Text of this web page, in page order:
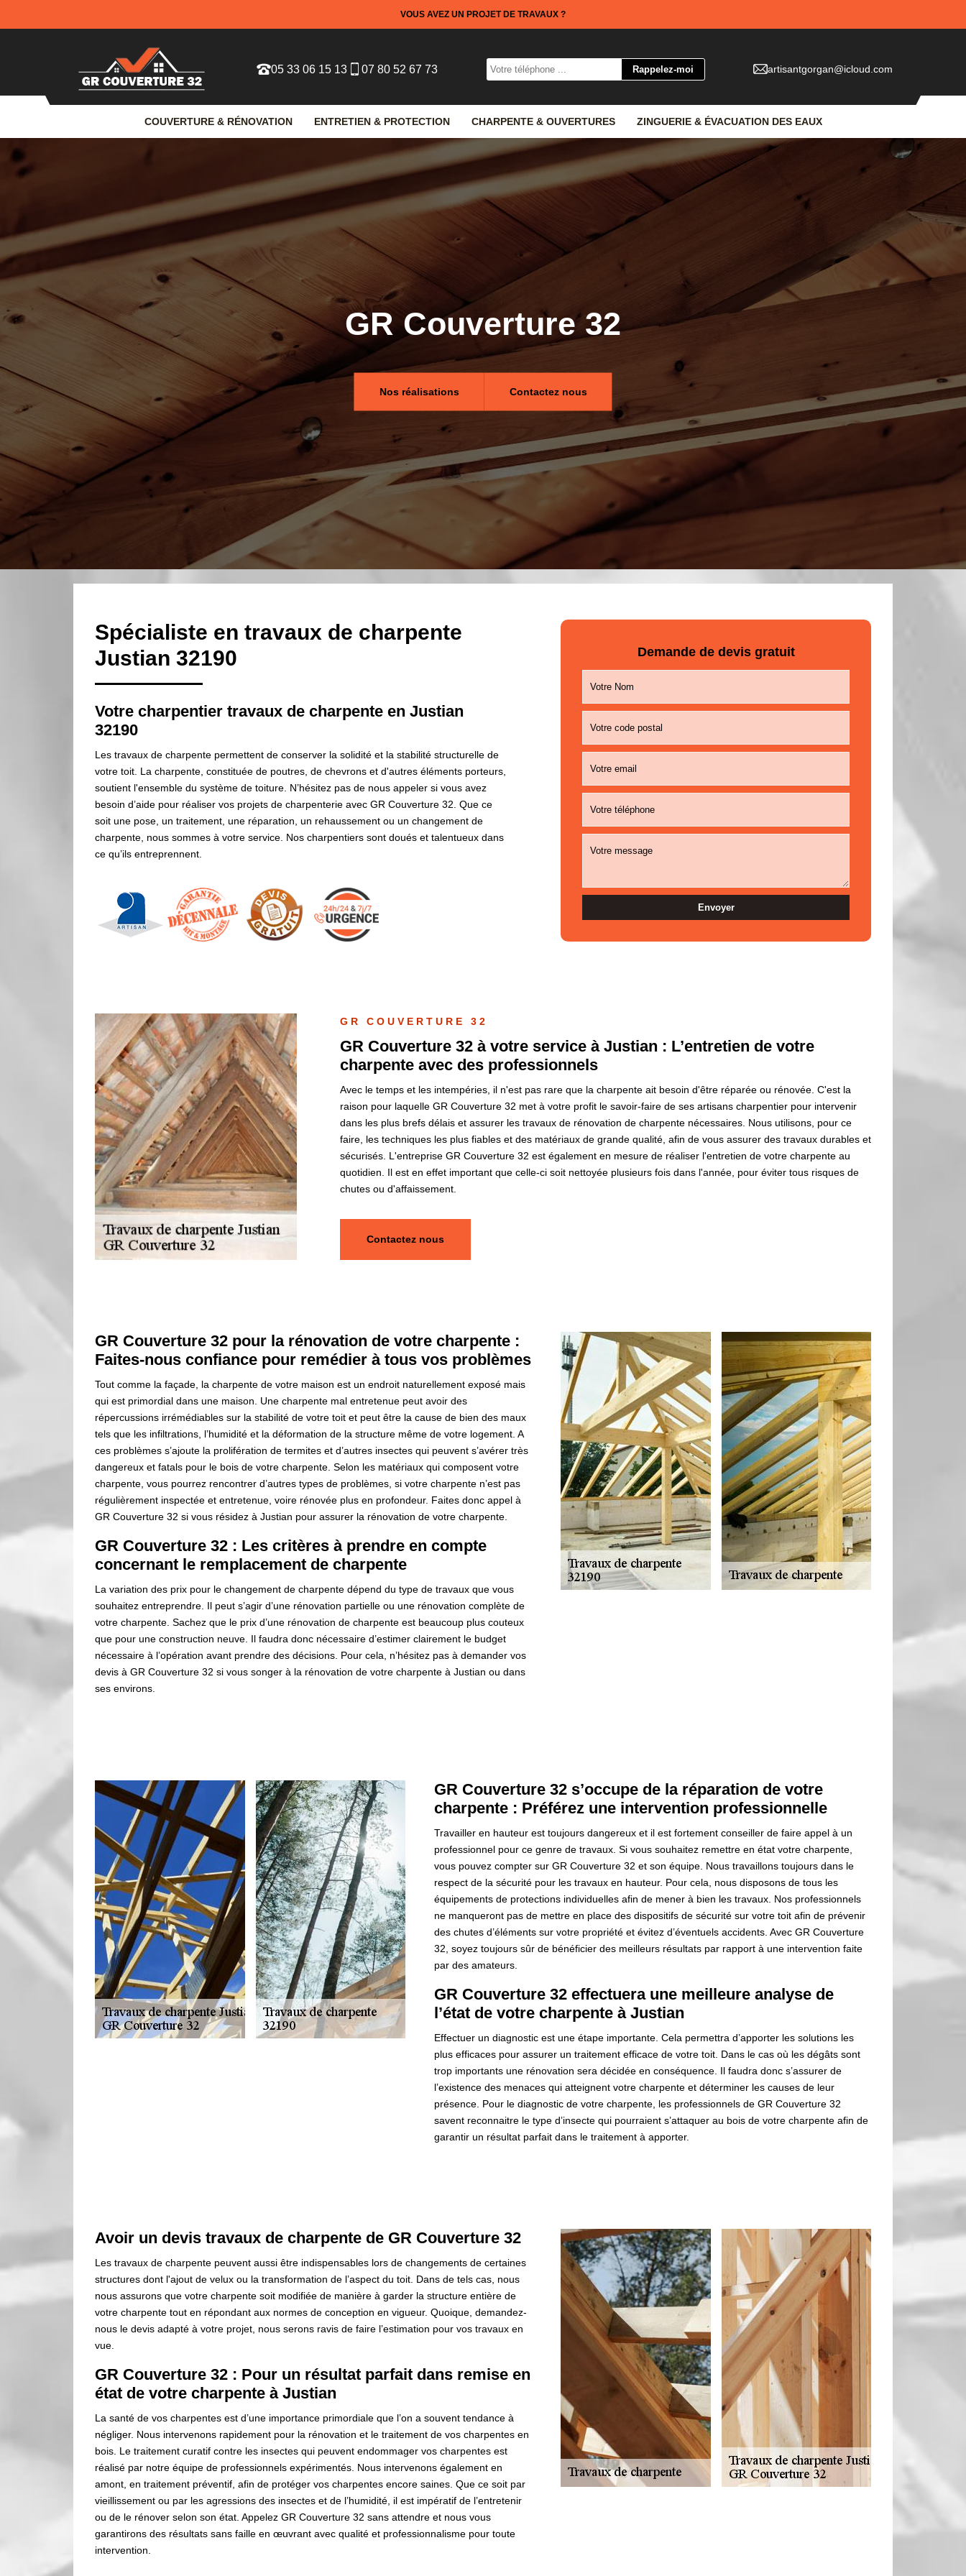
VOUS AVEZ UN PROJET DE TRAVAUX ?
05 33 06 15 13 07 80 52 67 73 artisantgorgan@icloud.com
COUVERTURE & RÉNOVATION ENTRETIEN & PROTECTION CHARPENTE & OUVERTURES ZINGUERIE & ÉVACUATION DES EAUX
GR Couverture 32
Nos réalisations Contactez nous
Spécialiste en travaux de charpente
Justian 32190
Votre charpentier travaux de charpente en Justian
32190
Les travaux de charpente permettent de conserver la solidité et la stabilité structurelle de
votre toit. La charpente, constituée de poutres, de chevrons et d'autres éléments porteurs,
soutient l'ensemble du système de toiture. N’hésitez pas de nous appeler si vous avez
besoin d’aide pour réaliser vos projets de charpenterie avec GR Couverture 32. Que ce
soit une pose, un traitement, une réparation, un rehaussement ou un changement de
charpente, nous sommes à votre service. Nos charpentiers sont doués et talentueux dans
ce qu’ils entreprennent.
Demande de devis gratuit
GR COUVERTURE 32
GR Couverture 32 à votre service à Justian : L’entretien de votre
charpente avec des professionnels
Avec le temps et les intempéries, il n'est pas rare que la charpente ait besoin d'être réparée ou rénovée. C'est la
raison pour laquelle GR Couverture 32 met à votre profit le savoir-faire de ses artisans charpentier pour intervenir
dans les plus brefs délais et assurer les travaux de rénovation de charpente nécessaires. Nous utilisons, pour ce
faire, les techniques les plus fiables et des matériaux de grande qualité, afin de vous assurer des travaux durables et
sécurisés. L'entreprise GR Couverture 32 est également en mesure de réaliser l'entretien de votre charpente au
quotidien. Il est en effet important que celle-ci soit nettoyée plusieurs fois dans l'année, pour éviter tous risques de
chutes ou d'affaissement.
Contactez nous
GR Couverture 32 pour la rénovation de votre charpente :
Faites-nous confiance pour remédier à tous vos problèmes
Tout comme la façade, la charpente de votre maison est un endroit naturellement exposé mais
qui est primordial dans une maison. Une charpente mal entretenue peut avoir des
répercussions irrémédiables sur la stabilité de votre toit et peut être la cause de bien des maux
tels que les infiltrations, l’humidité et la déformation de la structure même de votre logement. A
ces problèmes s’ajoute la prolifération de termites et d’autres insectes qui peuvent s’avérer très
dangereux et fatals pour le bois de votre charpente. Selon les matériaux qui composent votre
charpente, vous pourrez rencontrer d’autres types de problèmes, si votre charpente n’est pas
régulièrement inspectée et entretenue, voire rénovée plus en profondeur. Faites donc appel à
GR Couverture 32 si vous résidez à Justian pour assurer la rénovation de votre charpente.
GR Couverture 32 : Les critères à prendre en compte
concernant le remplacement de charpente
La variation des prix pour le changement de charpente dépend du type de travaux que vous
souhaitez entreprendre. Il peut s’agir d’une rénovation partielle ou une rénovation complète de
votre charpente. Sachez que le prix d’une rénovation de charpente est beaucoup plus couteux
que pour une construction neuve. Il faudra donc nécessaire d’estimer clairement le budget
nécessaire à l’opération avant prendre des décisions. Pour cela, n’hésitez pas à demander vos
devis à GR Couverture 32 si vous songer à la rénovation de votre charpente à Justian ou dans
ses environs.
GR Couverture 32 s’occupe de la réparation de votre
charpente : Préférez une intervention professionnelle
Travailler en hauteur est toujours dangereux et il est fortement conseiller de faire appel à un
professionnel pour ce genre de travaux. Si vous souhaitez remettre en état votre charpente,
vous pouvez compter sur GR Couverture 32 et son équipe. Nous travaillons toujours dans le
respect de la sécurité pour les travaux en hauteur. Pour cela, nous disposons de tous les
équipements de protections individuelles afin de mener à bien les travaux. Nos professionnels
ne manqueront pas de mettre en place des dispositifs de sécurité sur votre toit afin de prévenir
des chutes d’éléments sur votre propriété et évitez d’éventuels accidents. Avec GR Couverture
32, soyez toujours sûr de bénéficier des meilleurs résultats par rapport à une intervention faite
par des amateurs.
GR Couverture 32 effectuera une meilleure analyse de
l’état de votre charpente à Justian
Effectuer un diagnostic est une étape importante. Cela permettra d’apporter les solutions les
plus efficaces pour assurer un traitement efficace de votre toit. Dans le cas où les dégâts sont
trop importants une rénovation sera décidée en conséquence. Il faudra donc s’assurer de
l’existence des menaces qui atteignent votre charpente et déterminer les causes de leur
présence. Pour le diagnostic de votre charpente, les professionnels de GR Couverture 32
savent reconnaitre le type d’insecte qui pourraient s’attaquer au bois de votre charpente afin de
garantir un résultat parfait dans le traitement à apporter.
Avoir un devis travaux de charpente de GR Couverture 32
Les travaux de charpente peuvent aussi être indispensables lors de changements de certaines
structures dont l'ajout de velux ou la transformation de l’aspect du toit. Dans de tels cas, nous
nous assurons que votre charpente soit modifiée de manière à garder la structure entière de
votre charpente tout en répondant aux normes de conception en vigueur. Quoique, demandez-
nous le devis adapté à votre projet, nous serons ravis de faire l’estimation pour vos travaux en
vue.
GR Couverture 32 : Pour un résultat parfait dans remise en
état de votre charpente à Justian
La santé de vos charpentes est d’une importance primordiale que l’on a souvent tendance à
négliger. Nous intervenons rapidement pour la rénovation et le traitement de vos charpentes en
bois. Le traitement curatif contre les insectes qui peuvent endommager vos charpentes est
réalisé par notre équipe de professionnels expérimentés. Nous intervenons également en
amont, en traitement préventif, afin de protéger vos charpentes encore saines. Que ce soit par
vieillissement ou par les agressions des insectes et de l’humidité, il est impératif de l’entretenir
ou de le rénover selon son état. Appelez GR Couverture 32 sans attendre et nous vous
garantirons des résultats sans faille en œuvrant avec qualité et professionnalisme pour toute
intervention.